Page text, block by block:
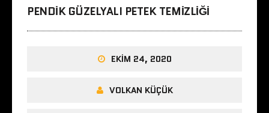
PENDIK GÜZELYALI PETEK TEMIZLIĞI
EKIM 24, 2020
VOLKAN KÜÇÜK